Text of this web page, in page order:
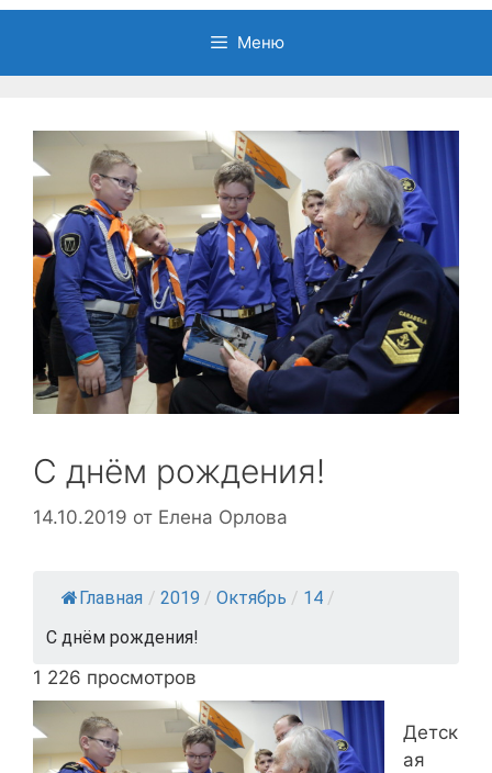
Меню
С днём рождения!
14.10.2019 от Елена Орлова
Главная / 2019 / Октябрь / 14 /
С днём рождения!
1 226 просмотров
Детск
ая